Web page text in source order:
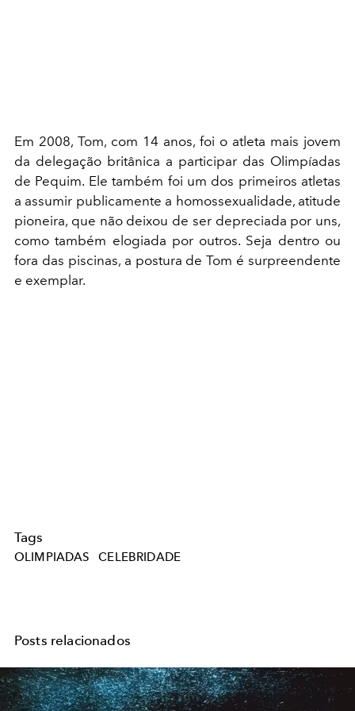
Em 2008, Tom, com 14 anos, foi o atleta mais jovem
da delegação britânica a participar das Olimpíadas
de Pequim. Ele também foi um dos primeiros atletas
a assumir publicamente a homossexualidade, atitude
pioneira, que não deixou de ser depreciada por uns,
como também elogiada por outros. Seja dentro ou
fora das piscinas, a postura de Tom é surpreendente
e exemplar.
Tags
OLIMPIADAS CELEBRIDADE
Posts relacionados